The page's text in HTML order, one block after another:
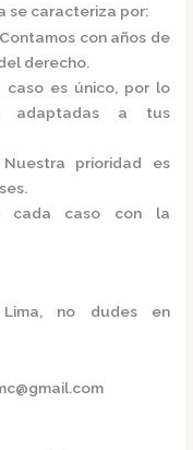
se caracteriza por:​
con años de
derecho.
caso es único, por lo
adaptadas a tus
prioridad es
cada caso con la
no dudes en